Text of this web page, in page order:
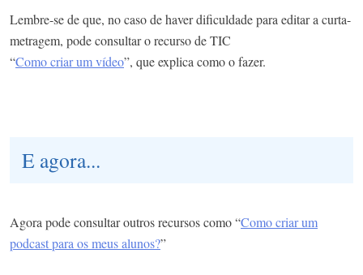
Lembre-se de que, no caso de haver dificuldade para editar a curta-
metragem, pode consultar o recurso de TIC
“Como criar um vídeo”, que explica como o fazer.
E agora...
Agora pode consultar outros recursos como “Como criar um
podcast para os meus alunos?”